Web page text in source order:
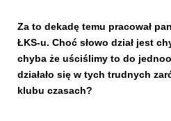
Za to dekadę temu pracował
ŁKS-u. Choć słowo dział jest
chyba że uściślimy to do
działało się w tych trudnych
klubu czasach?